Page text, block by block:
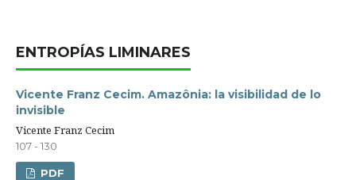
ENTROPÍAS LIMINARES
Vicente Franz Cecim. Amazônia: la visibilidad de lo
invisible
Vicente Franz Cecim
107 - 130
PDF